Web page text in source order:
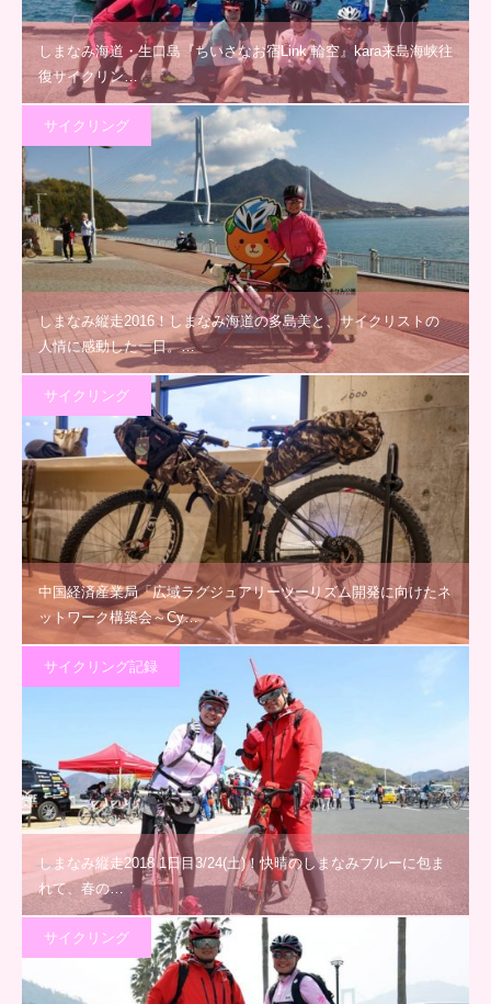
しまなみ海道・生口島『ちいさなお宿Link 輪空』kara来島海峡往
復サイクリン…
サイクリング
しまなみ縦走2016！しまなみ海道の多島美と、サイクリストの
人情に感動した一日。…
サイクリング
中国経済産業局「広域ラグジュアリーツーリズム開発に向けたネ
ットワーク構築会～Cy…
サイクリング記録
しまなみ縦走2018 1日目3/24(土)！快晴のしまなみブルーに包ま
れて、春の…
サイクリング